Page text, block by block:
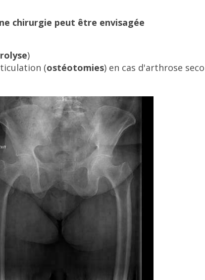
chirurgie peut être envisagée
)
(ostéotomies) en cas d'arthrose